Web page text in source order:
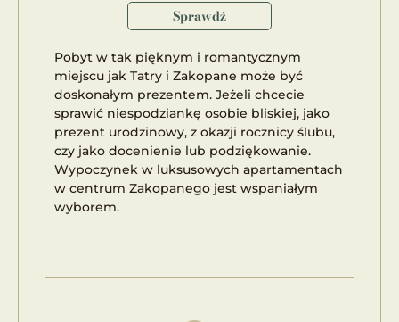
Sprawdź
Pobyt w tak pięknym i romantycznym
miejscu jak Tatry i Zakopane może być
doskonałym prezentem. Jeżeli chcecie
sprawić niespodziankę osobie bliskiej, jako
prezent urodzinowy, z okazji rocznicy ślubu,
czy jako docenienie lub podziękowanie.
Wypoczynek w luksusowych apartamentach
w centrum Zakopanego jest wspaniałym
wyborem.